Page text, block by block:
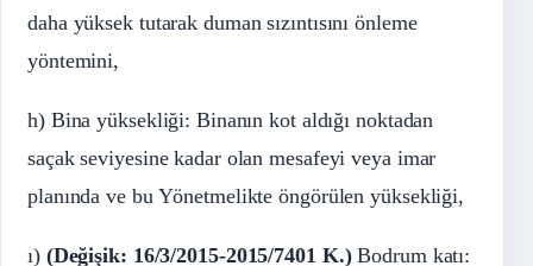
daha yüksek tutarak duman sızıntısını önleme
yöntemini,
h) Bina yüksekliği: Binanın kot aldığı noktadan
saçak seviyesine kadar olan mesafeyi veya imar
planında ve bu Yönetmelikte öngörülen yüksekliği,
ı) (Değişik: 16/3/2015-2015/7401 K.)Bodrum katı: